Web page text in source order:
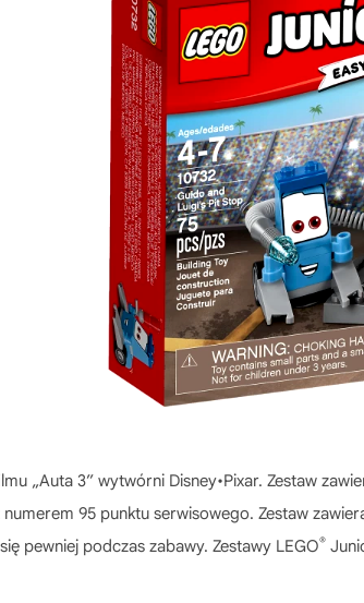
„Auta 3” wytwórni Disney•Pixar. Zestaw
95 punktu serwisowego. Zestaw
pewniej podczas zabawy. Zestawy LEGO®